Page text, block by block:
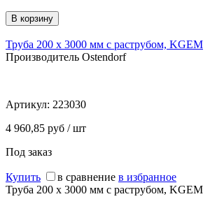
Труба 200 х 3000 мм с раструбом, KGEM
Производитель Ostendorf
Артикул: 223030
4 960,85 руб / шт
Под заказ
Купить в сравнение в избранное
Труба 200 х 3000 мм с раструбом, KGEM